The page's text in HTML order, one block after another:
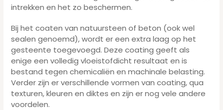
intrekken en het zo beschermen.
Bij het coaten van natuursteen of beton (ook wel
sealen genoemd), wordt er een extra laag op het
gesteente toegevoegd. Deze coating geeft als
enige een volledig vloeistofdicht resultaat en is
bestand tegen chemicaliën en machinale belasting.
Verder zijn er verschillende vormen van coating, qua
texturen, kleuren en diktes en zijn er nog vele andere
voordelen.